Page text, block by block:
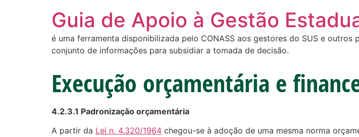
Guia de Apoio à Gestão
é uma ferramenta disponibilizada pelo CONASS aos gestores do SUS e
conjunto de informações para subsidiar a tomada de decisão.
Execução orçamentária e
4.2.3.1 Padronização orçamentária
A partir da Lei n. 4.320/1964 chegou-se à adoção de uma mesma norma